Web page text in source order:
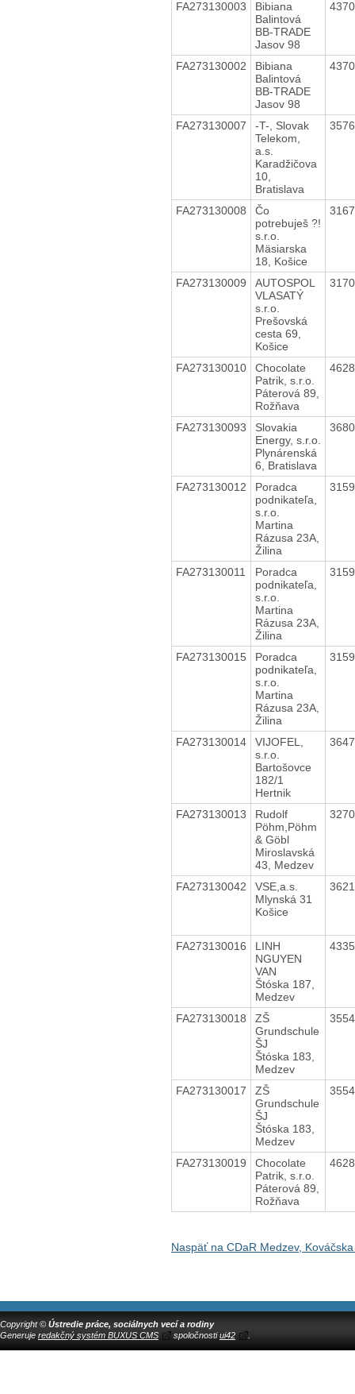
FA273130003
Bibiana
Balintová
BB-TRADE
Jasov 98
FA273130002
Bibiana
Balintová
BB-TRADE
Jasov 98
FA273130007
-T-, Slovak
Telekom,
a.s.
Karadžičova
10,
Bratislava
FA273130008
Čo
potrebuješ ?!
s.r.o.
Mäsiarska
18, Košice
FA273130009
AUTOSPOL
VLASATÝ
s.r.o.
Prešovská
cesta 69,
Košice
FA273130010
Chocolate
Patrik, s.r.o.
Páterová 89,
Rožňava
FA273130093
Slovakia
Energy, s.r.o.
Plynárenská
6, Bratislava
FA273130012
Poradca
podnikateľa,
s.r.o.
Martina
Rázusa 23A,
Žilina
FA273130011
Poradca
podnikateľa,
s.r.o.
Martina
Rázusa 23A,
Žilina
FA273130015
Poradca
podnikateľa,
s.r.o.
Martina
Rázusa 23A,
Žilina
FA273130014
VIJOFEL,
s.r.o.
Bartošovce
182/1
Hertnik
FA273130013
Rudolf
Pöhm,Pöhm
& Göbl
Miroslavská
43, Medzev
FA273130042
VSE,a.s.
Mlynská 31
Košice
FA273130016
LINH
NGUYEN
VAN
Štóska 187,
Medzev
FA273130018
ZŠ
Grundschule
ŠJ
Štóska 183,
Medzev
FA273130017
ZŠ
Grundschule
ŠJ
Štóska 183,
Medzev
FA273130019
Chocolate
Patrik, s.r.o.
Páterová 89,
Rožňava
Naspäť na CDaR Medzev,
Copyright © Ústredie práce, sociálnych vecí a rodiny
Generuje redakčný systém BUXUS CMS spoločnostiui42